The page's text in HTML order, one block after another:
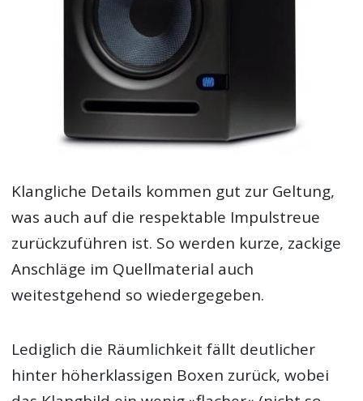
Klangliche Details kommen gut zur Geltung,
was auch auf die respektable Impulstreue
zurückzuführen ist. So werden kurze, zackige
Anschläge im Quellmaterial auch
weitestgehend so wiedergegeben.
Lediglich die Räumlichkeit fällt deutlicher
hinter höherklassigen Boxen zurück, wobei